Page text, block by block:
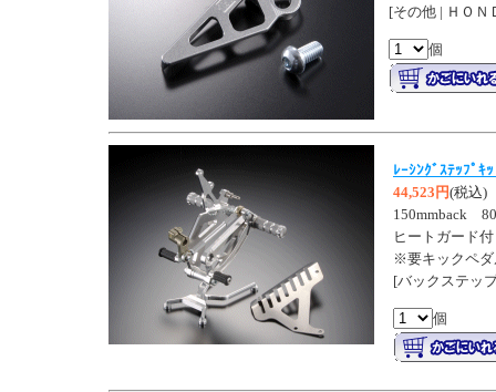
[その他 | ＨＯＮ
個
ﾚｰｼﾝｸﾞｽﾃｯﾌﾟ
44,523円(税込)
150mmback
ヒートガード
※要キックペダ
[バックステッ
個